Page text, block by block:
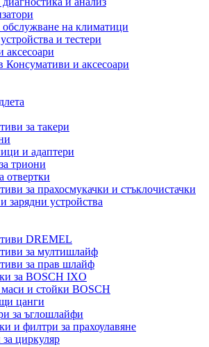
обслужване на климатици
и тестери
аксесоари
Консумативи и аксесоари
за такери
и адаптери
триони
отвертки
за прахосмукачки и стъклочистачки
зарядни устройства
DREMEL
за мултишлайф
за прав шлайф
за BOSCH IXO
и стойки BOSCH
цанги
за ъглошлайфи
и филтри за прахоулавяне
циркуляр